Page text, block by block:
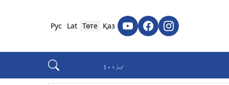
Қаз
Төте
Lat
Рус